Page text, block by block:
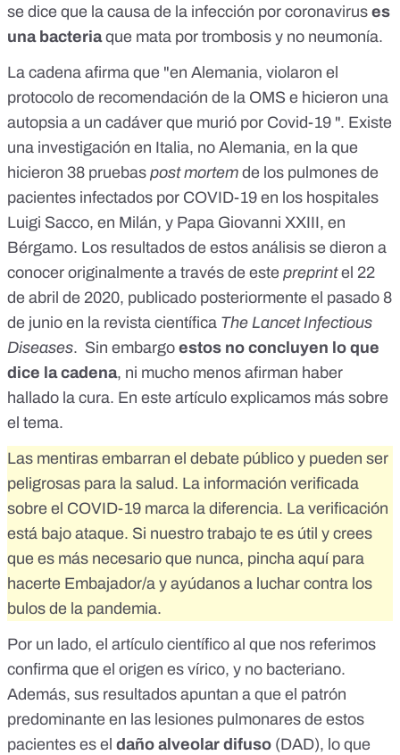
las venas y arterias estaban llenas de coágulos de
sangre.&nbsp; interfiriendo con el flujo normal de sangre,
llevando oxígeno a todos los órganos, principalmente al
muere,<br>&nbsp; Conociendo ya este diagnóstico, el
Ministerio de Salud alemán cambió de inmediato los
protocolos de tratamiento para Covid-19 ... y comenzó a
prescribir 100 mg de aspirina y apronax a sus pacientes
infectados ... el resultado: los pacientes comenzaron a
recuperarse y aparecieron mejoras.&nbsp; El Ministerio de
Salud liberó y envió a más de 14.000 pacientes a casa en un
día.<br>&nbsp; URGENTE: Comparta esta información y
hágala disponible públicamente de inmediato.&nbsp; En
nuestro país, la OMS nos mintió con esta pandemia.&nbsp;
Todos los días nuestro presidente dice que estos son datos y
estadísticas.&nbsp; ¡Por no proporcionar esta información
para salvar a los ciudadanos, será amenazado por las élites!
...<br>&nbsp;Sabemos que todos los gobiernos del mundo
están obligados a cumplir con las recomendaciones de la
OMS, pero Alemania ha roto la norma ... ahora la
OMS.&nbsp; ... habrá demandas en todo el mundo - por
encubrir tantas muertes y el colapso de las economías de
muchos países alrededor del mundo ... y todos entenderán
por qué se emitió la orden de enterrar inmediatamente los
contaminantes.&nbsp; ..<br>&nbsp; Está en nuestro poder
soportar la verdad y esperar salvar muchas vidas ... *<br>
<br>&nbsp; DISTRIBUIR URGENTEMENTE! EN TODAS
LAS REDES !!!!&nbsp; * Por eso funciona el gel
antibacteriano y el dióxido de cloro ...</div>
se dice que la causa de la infección por coronavirus es
una bacteriaque mata por trombosis y no neumonía.
La cadena afirma que "en Alemania, violaron el
protocolo de recomendación de la OMS e hicieron una
autopsia a un cadáver que murió por Covid-19 ". Existe
una investigación en Italia, no Alemania, en la que
hicieron 38 pruebas post mortem de los pulmones de
pacientes infectados por COVID-19 en los hospitales
Luigi Sacco, en Milán, y Papa Giovanni XXIII, en
Bérgamo. Los resultados de estos análisis se dieron a
conocer originalmente a través de este preprintel 22
de abril de 2020, publicado posteriormente el pasado 8
de junio en la revista científica The Lancet Infectious
Diseases. Sin embargo estos no concluyen lo que
dice la cadena, ni mucho menos afirman haber
hallado la cura. En este artículo explicamos más sobre
el tema.
Las mentiras embarran el debate público y pueden ser
peligrosas para la salud. La información verificada
sobre el COVID-19 marca la diferencia. La verificación
está bajo ataque. Si nuestro trabajo te es útil y crees
que es más necesario que nunca, pincha aquí para
hacerte Embajador/a y ayúdanos a luchar contra los
bulos de la pandemia.
Por un lado, el artículo científico al que nos referimos
confirma que el origen es vírico, y no bacteriano.
Además, sus resultados apuntan a que el patrón
predominante en las lesiones pulmonares de estos
pacientes es el daño alveolar difuso (DAD), lo que